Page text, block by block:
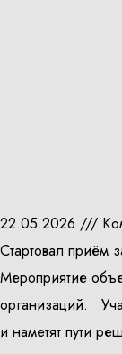
22.05.2026
Стартовал приём
Мероприятие
организаций.
и наметят пути